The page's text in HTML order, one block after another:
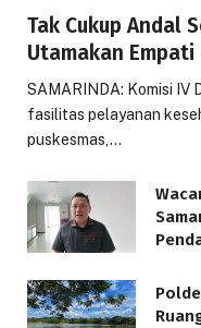
Tak Cukup Andal
Utamakan
SAMARINDA: Komisi IV
fasilitas pelayanan
puskesmas,…